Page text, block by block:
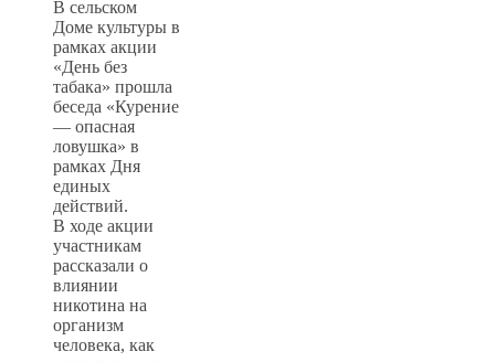
В сельском
Доме культуры в
рамках акции
«День без
табака» прошла
беседа «Курение
— опасная
ловушка» в
рамках Дня
единых
действий.
В ходе акции
участникам
рассказали о
влиянии
никотина на
организм
человека, как